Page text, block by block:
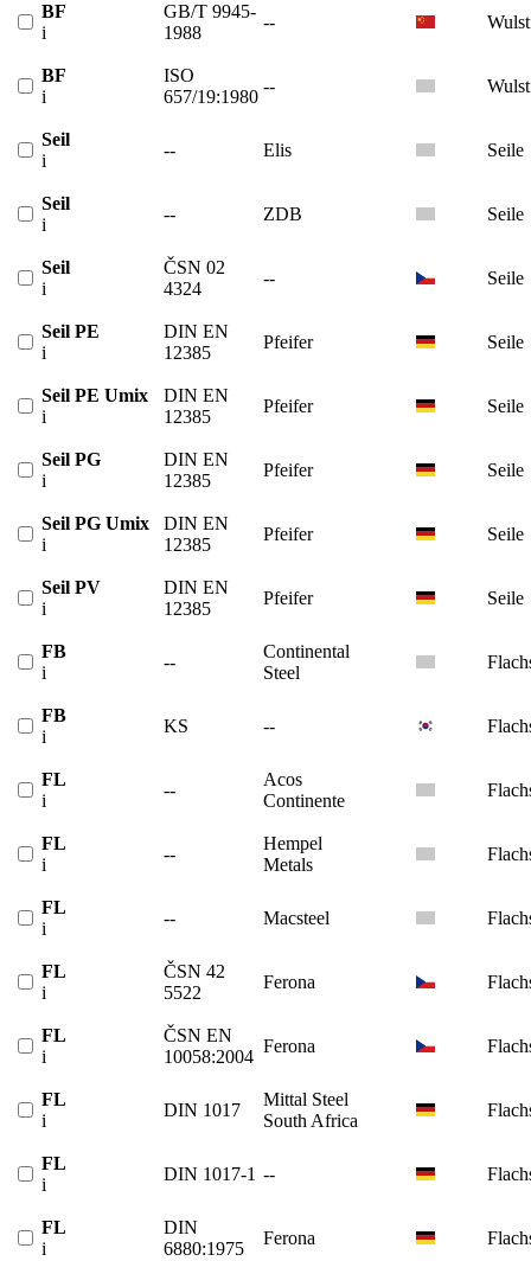
BF
i
GB/T 9945-
1988
--
BF
i
ISO
657/19:1980
--
Seil
i
-- Elis Seile
Seil
i
-- ZDB Seile
Seil
i
ČSN 02
4324
-- Seile
Seil PE
i
DIN EN
12385
Pfeifer Seile
Seil PE Umix
i
DIN EN
12385
Pfeifer Seile
Seil PG
i
DIN EN
12385
Pfeifer Seile
Seil PG Umix
i
DIN EN
12385
Pfeifer Seile
Seil PV
i
DIN EN
12385
Pfeifer Seile
FB
i
--
Continental
Steel
FB
i
KS --
FL
i
--
Acos
Continente
FL
i
--
Hempel
Metals
FL
i
-- Macsteel
FL
i
ČSN 42
5522
Ferona
FL
i
ČSN EN
10058:2004
Ferona
FL
i
DIN 1017
Mittal Steel
South Africa
FL
i
DIN 1017-1 --
FL
i
DIN
6880:1975
Ferona